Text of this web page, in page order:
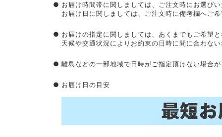
● お届け時間帯に関しましては、ご注文時にお選び
お届け日に関しましては、ご注文時に備考欄へご
● お届けの指定に関しましては、あくまでもご希望
天候や交通状況によりお約束の日時に間に合わ
● 離島などの一部地域で日時がご指定頂けない場合
● お届け日の目安